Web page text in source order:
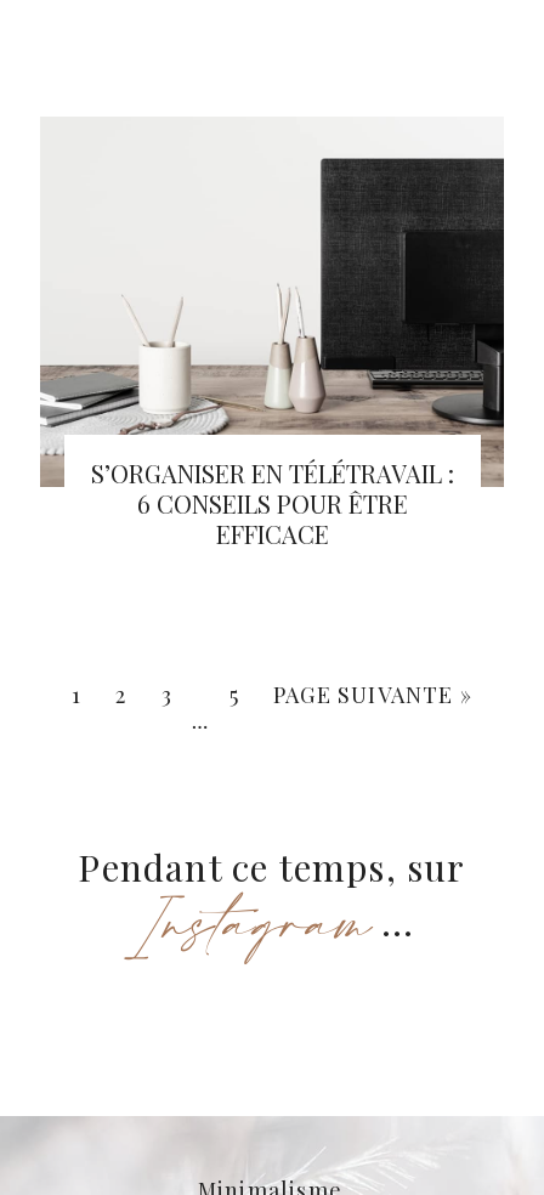
S’ORGANISER EN TÉLÉTRAVAIL :
6 CONSEILS POUR ÊTRE
EFFICACE
1 2 3
…
5 PAGE SUIVANTE »
Pendant ce temps, sur
Instagram...